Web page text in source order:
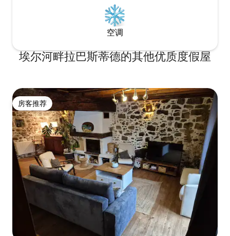
空调
埃尔河畔拉巴斯蒂德的其他优质度假屋
房客推荐
房客推荐